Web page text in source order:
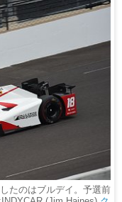
たのはブルデイ。予選前